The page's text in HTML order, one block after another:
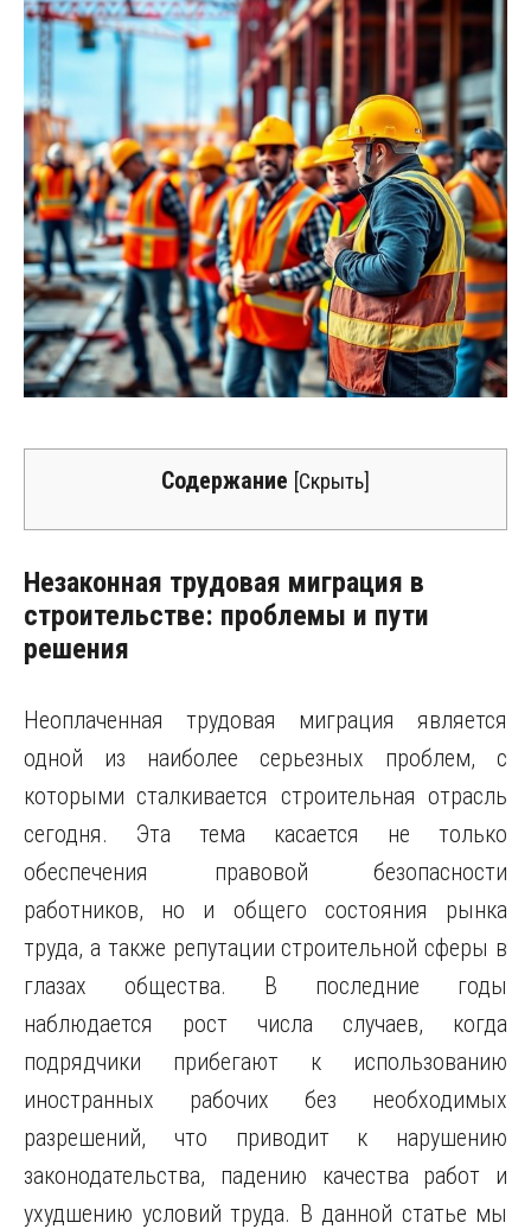
Содержание [Скрыть]
Незаконная трудовая миграция в
строительстве: проблемы и пути
решения
Неоплаченная трудовая миграция является
одной из наиболее серьезных проблем, с
которыми сталкивается строительная отрасль
сегодня. Эта тема касается не только
обеспечения правовой безопасности
работников, но и общего состояния рынка
труда, а также репутации строительной сферы в
глазах общества. В последние годы
наблюдается рост числа случаев, когда
подрядчики прибегают к использованию
иностранных рабочих без необходимых
разрешений, что приводит к нарушению
законодательства, падению качества работ и
ухудшению условий труда. В данной статье мы